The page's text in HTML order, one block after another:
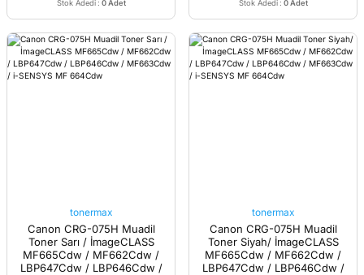
Stok Adedi : 0 Adet Stok Adedi : 0 Adet
tonermax
Canon CRG-075H Muadil
Toner Sarı / İmageCLASS
MF665Cdw / MF662Cdw /
LBP647Cdw / LBP646Cdw /
tonermax
Canon CRG-075H Muadil
Toner Siyah/ İmageCLASS
MF665Cdw / MF662Cdw /
LBP647Cdw / LBP646Cdw /